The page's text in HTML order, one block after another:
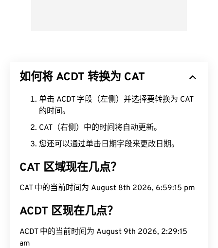
如何将 ACDT 转换为 CAT
单击 ACDT 字段（左侧）并选择要转换为 CAT
的时间。
CAT（右侧）中的时间将自动更新。
您还可以通过单击日期字段来更改日期。
CAT 区域现在几点？
CAT 中的当前时间为 August 8th 2026, 6:59:16 pm
ACDT 区现在几点？
ACDT 中的当前时间为 August 9th 2026, 2:29:16
am